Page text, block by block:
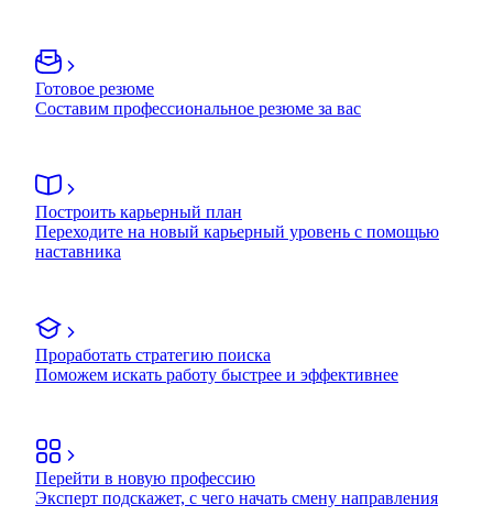
Готовое резюме
Составим профессиональное резюме за вас
Построить карьерный план
Переходите на новый карьерный уровень с помощью
наставника
Проработать стратегию поиска
Поможем искать работу быстрее и эффективнее
Перейти в новую профессию
Эксперт подскажет, с чего начать смену направления